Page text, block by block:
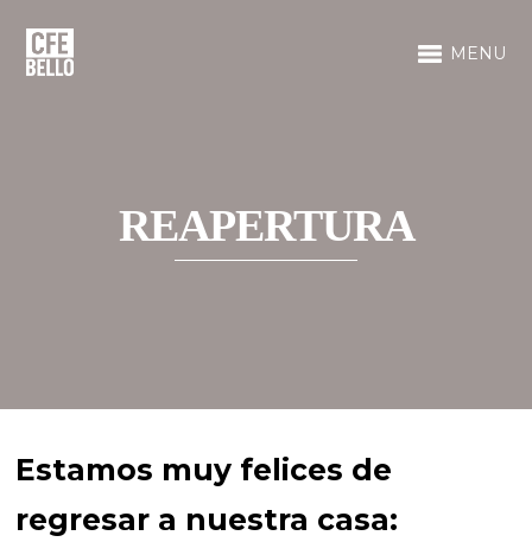
MENU
REAPERTURA
Estamos muy felices de
regresar a nuestra casa: